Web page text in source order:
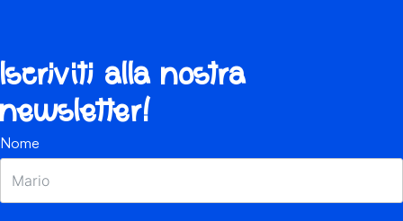
Iscriviti alla nostra
newsletter!
Nome